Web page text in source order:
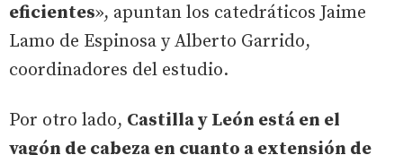
eficientes», apuntan los catedráticos Jaime
Lamo de Espinosa y Alberto Garrido,
coordinadores del estudio.
Por otro lado, Castilla y León está en el
vagón de cabeza en cuanto a extensión de